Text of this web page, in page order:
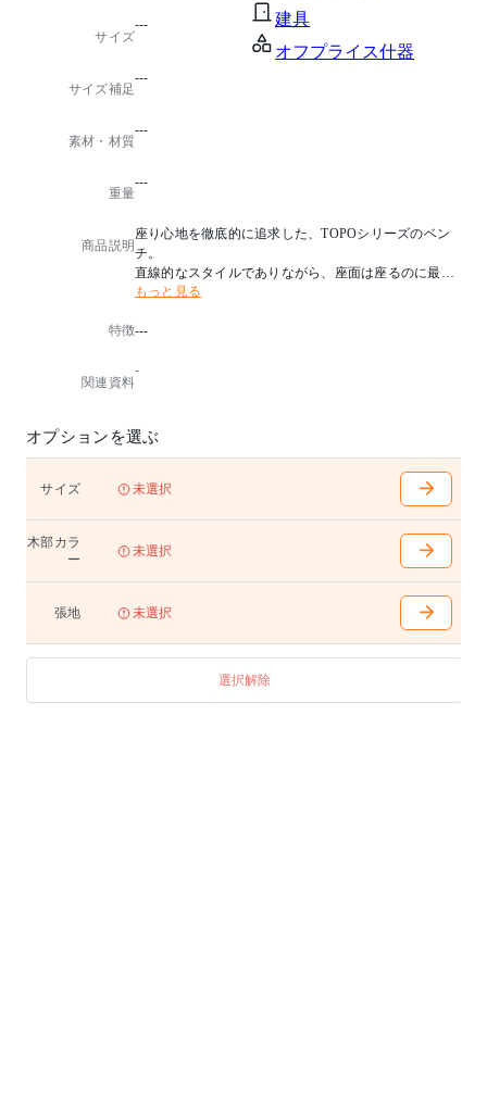
建具
オフプライス什器
サイズ
---
サイズ補足
---
素材・材質
---
重量
---
商品説明
座り心地を徹底的に追求した、TOPOシリーズのベン
チ。
直線的なスタイルでありながら、座面は座るのに最適
なカーブ形状が施されている。
、ダイニングやリビングそしてベッドルームなどフレ
もっと見る
特徴---
関連資料
-
オプションを選ぶ
サイズ 未選択
木部カラ
ー
未選択
張地 未選択
選択解除